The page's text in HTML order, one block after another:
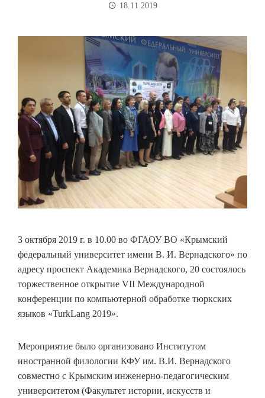
18.11.2019
3 октября 2019 г. в 10.00 во ФГАОУ ВО «Крымский
федеральный университет имени В. И. Вернадского» по
адресу проспект Академика Вернадского, 20 состоялось
торжественное открытие VII Международной
конференции по компьютерной обработке тюркских
языков «TurkLang 2019».
Мероприятие было организовано Институтом
иностранной филологии КФУ им. В.И. Вернадского
совместно с Крымским инженерно-педагогическим
университетом (Факультет истории, искусств и